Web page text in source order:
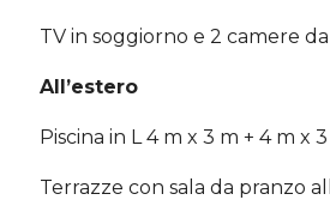
TV in soggiorno e 2 camere
All’estero
Piscina in L 4 m x 3 m + 4 m x
Terrazze con sala da pranzo